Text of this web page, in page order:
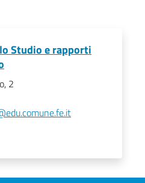
Studio e rapporti
2